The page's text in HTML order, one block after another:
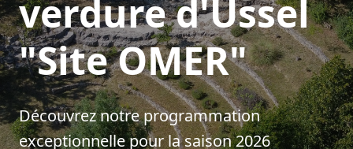
verdure d'Ussel
"Site OMER"
Découvrez notre programmation
exceptionnelle pour la saison2026